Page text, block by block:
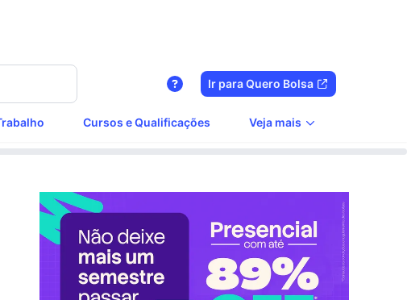
Ir para Quero Bolsa
Cursos e Qualificações Veja mais